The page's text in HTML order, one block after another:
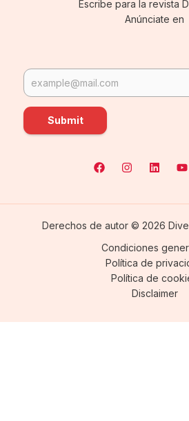
Escribe para la revista
Anúnciate en
Submit
Derechos de autor © 2026
Condiciones
Política de
Política de
Disclaimer